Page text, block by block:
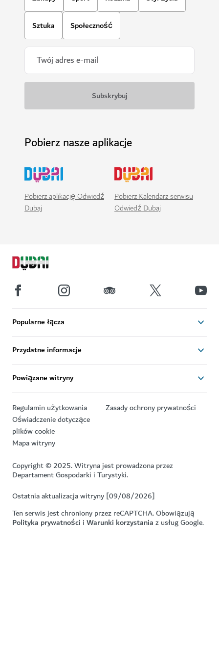
Sztuka Społeczność
Pobierz nasze aplikacje
Pobierz aplikację Odwiedź
Dubaj
Pobierz Kalendarz serwisu
Odwiedź Dubaj
Popularne łącza
Przydatne informacje
Powiązane witryny
Regulamin użytkowania
Zasady ochrony prywatności
Oświadczenie dotyczące
plików cookie
Mapa witryny
Copyright © 2025. Witryna jest prowadzona przez
Departament Gospodarki i Turystyki.
Ostatnia aktualizacja witryny [09/08/2026]
Ten serwis jest chroniony przez reCAPTCHA. Obowiązują
Polityka prywatności iWarunki korzystaniaz usług Google.